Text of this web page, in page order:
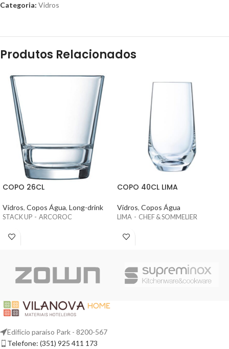
Categoria: Vidros
Produtos Relacionados
COPO 26CL
Vidros, Copos Água, Long-drink
STACK UP - ARCOROC
COPO 40CL LIMA
Vidros, Copos Água
LIMA - CHEF & SOMMELIER
Edifício paraíso Park - 8200-567
Telefone: (351) 925 411 173